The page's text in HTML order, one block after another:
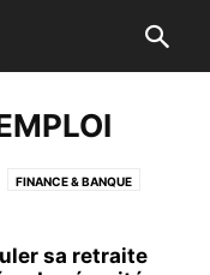
FINANCE & BANQUE
sa retraite